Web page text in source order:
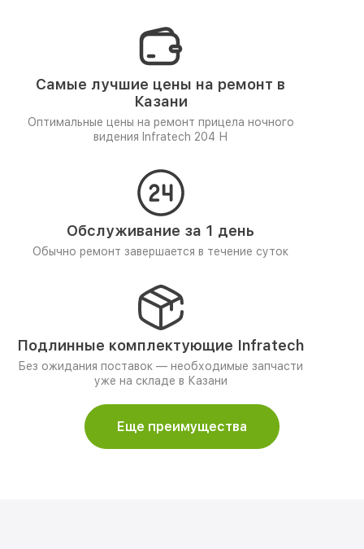
Самые лучшие цены на ремонт в
Казани
Оптимальные цены на ремонт прицела ночного
видения Infratech 204 Н
Обслуживание за 1 день
Обычно ремонт завершается в течение суток
Подлинные комплектующие Infratech
Без ожидания поставок — необходимые запчасти
уже на складе в Казани
Еще преимущества